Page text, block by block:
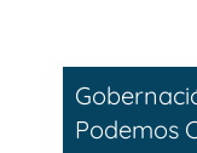
Podemos